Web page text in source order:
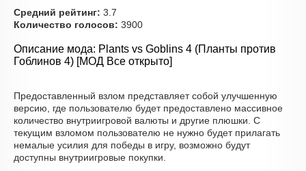
Средний рейтинг: 3.7
Количество голосов: 3900
Описание мода: Plants vs Goblins 4 (Планты против
Гоблинов 4) [МОД Все открыто]
Предоставленный взлом представляет собой улучшенную
версию, где пользователю будет предоставлено массивное
количество внутриигровой валюты и другие плюшки. С
текущим взломом пользователю не нужно будет прилагать
немалые усилия для победы в игру, возможно будут
доступны внутриигровые покупки.